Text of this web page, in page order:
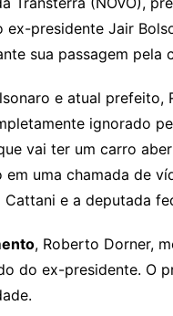
e
Cl
s
sr
o
o
m
e
n
er
a
g
k.
c
m
presidente Jair
sua passagem pela
e atual prefeito,
ignorado
vai ter um carro
uma chamada de
e a deputada
, Roberto Dorner,
do ex-presidente. O